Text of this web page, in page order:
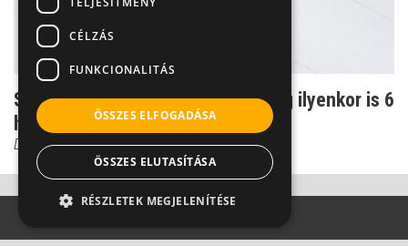
Szerencsés térdkalács törés - még ilyenkor is 6
hét a gyógyu...
Dr. Knoll Zsolt PhD
CÉLZÁS
FUNKCIONALITÁS
ÖSSZES ELFOGADÁSA
ÖSSZES ELUTASÍTÁSA
RÉSZLETEK MEGJELENÍTÉSE